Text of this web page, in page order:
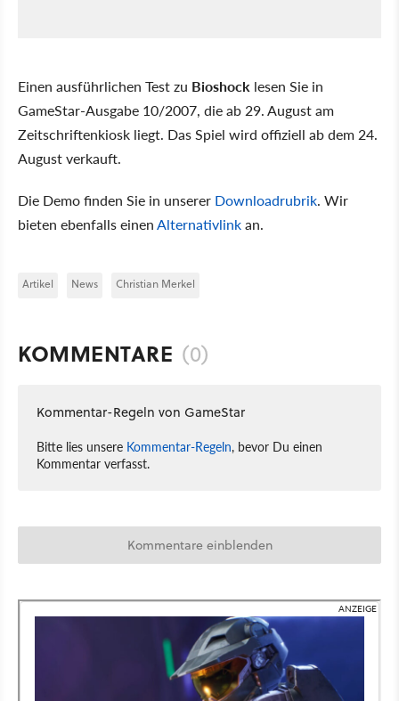
Einen ausführlichen Test zu Bioshock lesen Sie in
GameStar-Ausgabe 10/2007, die ab 29. August am
Zeitschriftenkiosk liegt. Das Spiel wird offiziell ab dem 24.
August verkauft.
Die Demo finden Sie in unserer Downloadrubrik. Wir
bieten ebenfalls einenAlternativlinkan.
Artikel News Christian Merkel
KOMMENTARE (0)
Kommentar-Regeln von GameStar
Bitte lies unsere Kommentar-Regeln, bevor Du einen
Kommentar verfasst.
Kommentare einblenden